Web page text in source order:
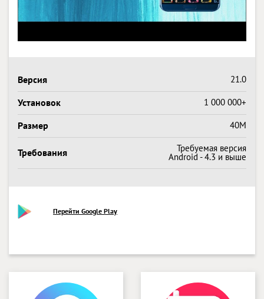
Версия 21.0
Установок 1 000 000+
Размер 40M
Требования Требуемая версия
Android - 4.3 и выше
Перейти Google Play